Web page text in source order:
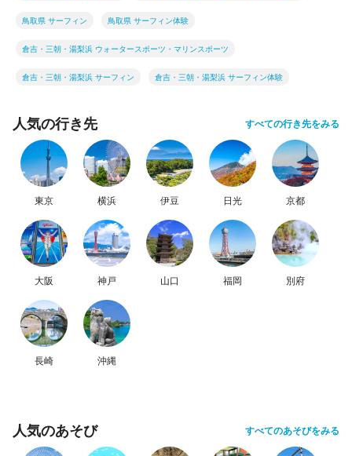
鳥取県 サーフィン 鳥取県 サーフィン体験
倉吉・三朝・湯梨浜 ウォータースポーツ・マリンスポーツ
倉吉・三朝・湯梨浜 サーフィン 倉吉・三朝・湯梨浜 サーフィン体験
人気の行き先 すべての行き先をみる
東京 横浜 伊豆 日光 京都
大阪 神戸 山口 福岡 別府
長崎 沖縄
人気のあそび すべてのあそびをみる